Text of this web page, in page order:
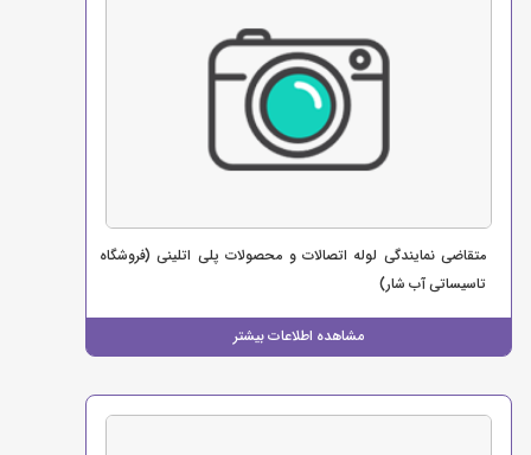
مشاهده اطلاعات بیشتر
متقاضی نمایندگی لوله اتصالات و محصولات پلی اتلینی (فروشگاه
تاسیساتی آب شار)